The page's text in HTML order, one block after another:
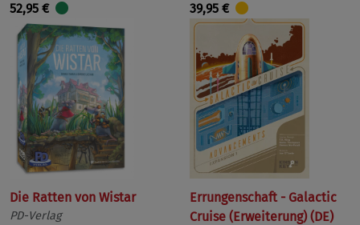
52,95 € 39,95 €
Die Ratten von Wistar
PD-Verlag
Errungenschaft - Galactic
Cruise (Erweiterung) (DE)